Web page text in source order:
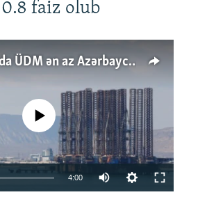
0.8 faiz olub
Cənubi Qafqazda ÜDM ən az Azərbaycanda artır: Qonşuları niyə Bakını qabaqlaya bilir?
source currently available
4:00